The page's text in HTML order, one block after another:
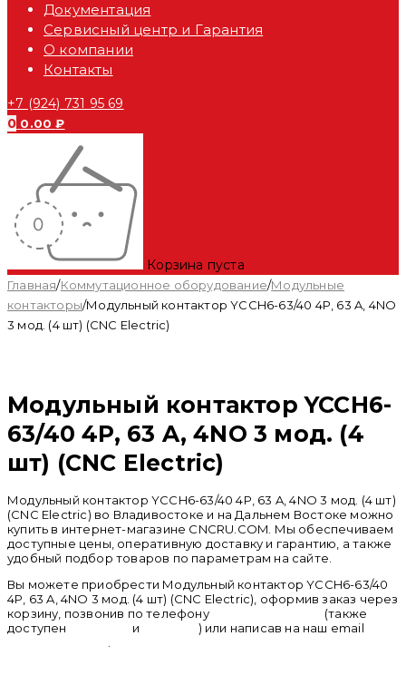
Документация
Сервисный центр и Гарантия
О компании
Контакты
+7 (924) 731 95 69
0 0.00₽
Корзина пуста
Главная/Коммутационное оборудование/Модульные
контакторы/Модульный контактор YCCH6-63/40 4P, 63 A, 4NO
3 мод. (4 шт) (CNC Electric)
Модульный контактор YCCH6-
63/40 4P, 63 A, 4NO 3 мод. (4
шт) (CNC Electric)
Модульный контактор YCCH6-63/40 4P, 63 A, 4NO 3 мод. (4 шт)
(CNC Electric) во Владивостоке и на Дальнем Востоке можно
купить в интернет-магазине CNCRU.COM. Мы обеспечиваем
доступные цены, оперативную доставку и гарантию, а также
удобный подбор товаров по параметрам на сайте.
Вы можете приобрести Модульный контактор YCCH6-63/40
4P, 63 A, 4NO 3 мод. (4 шт) (CNC Electric), оформив заказ через
корзину, позвонив по телефону
(также
доступен
и
) или написав на наш email